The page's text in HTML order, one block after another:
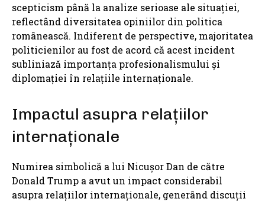
scepticism până la analize serioase ale situației,
reflectând diversitatea opiniilor din politica
românească. Indiferent de perspective, majoritatea
politicienilor au fost de acord că acest incident
subliniază importanța profesionalismului și
diplomației în relațiile internaționale.
Impactul asupra relațiilor
internaționale
Numirea simbolică a lui Nicușor Dan de către
Donald Trump a avut un impact considerabil
asupra relațiilor internaționale, generând discuții